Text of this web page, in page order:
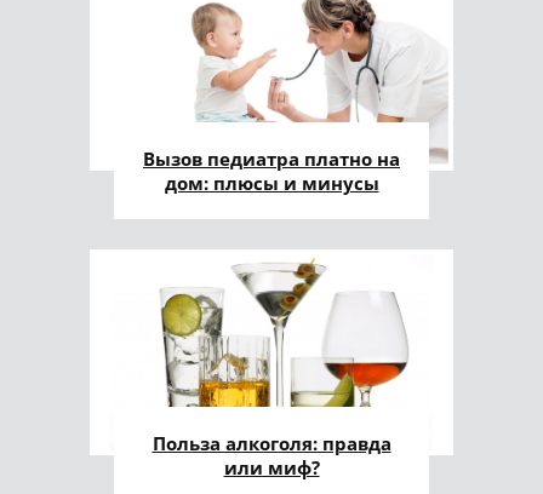
Вызов педиатра платно на
дом: плюсы и минусы
Польза алкоголя: правда
или миф?